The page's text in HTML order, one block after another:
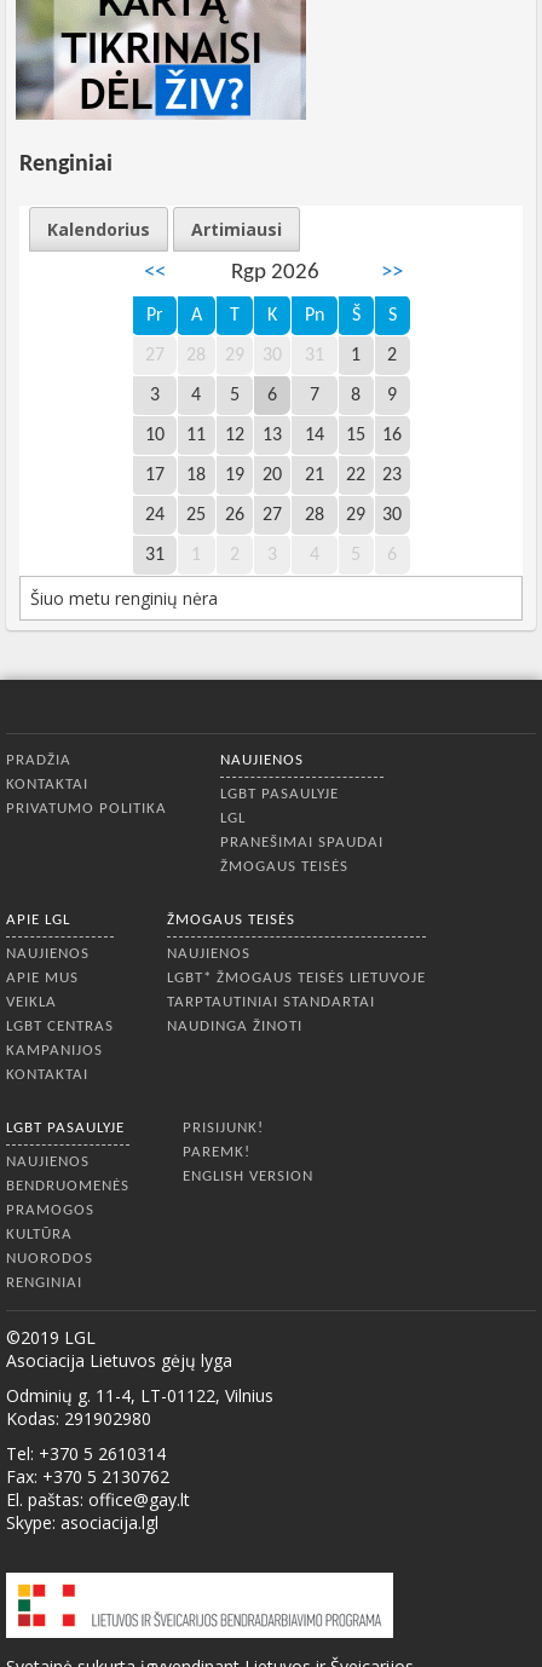
Renginiai
Kalendorius
Artimiausi
<<
Rgp 2026 >>
Pr A T K Pn Š S
27 28 29 30 31 1 2
3 4 5 6 7 8 9
10 11 12 13 14 15 16
17 18 19 20 21 22 23
24 25 26 27 28 29 30
31 1 2 3 4 5 6
Šiuo metu renginių nėra
PRADŽIA
KONTAKTAI
PRIVATUMO POLITIKA
NAUJIENOS
LGBT PASAULYJE
LGL
PRANEŠIMAI SPAUDAI
ŽMOGAUS TEISĖS
APIE LGL
NAUJIENOS
APIE MUS
VEIKLA
LGBT CENTRAS
KAMPANIJOS
KONTAKTAI
ŽMOGAUS TEISĖS
NAUJIENOS
LGBT* ŽMOGAUS TEISĖS LIETUVOJE
TARPTAUTINIAI STANDARTAI
NAUDINGA ŽINOTI
LGBT PASAULYJE
NAUJIENOS
BENDRUOMENĖS
PRAMOGOS
KULTŪRA
NUORODOS
RENGINIAI
PRISIJUNK!
PAREMK!
ENGLISH VERSION
©2019 LGL
Asociacija Lietuvos gėjų lyga
Odminių g. 11-4, LT-01122, Vilnius
Kodas: 291902980
Tel: +370 5 2610314
Fax: +370 5 2130762
El. paštas: office@gay.lt
Skype: asociacija.lgl